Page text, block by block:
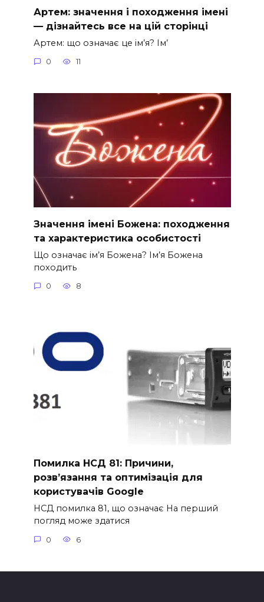
Артем: значення і походження імені
— дізнайтесь все на цій сторінці
Артем: що означає це ім’я? Ім’
0 11
Значення імені Божена: походження
та характеристика особистості
Що означає ім’я Божена? Ім’я Божена
походить
0 8
Помилка НСД 81: Причини,
розв’язання та оптимізація для
користувачів Google
НСД помилка 81, що означає На перший
погляд може здатися
0 6